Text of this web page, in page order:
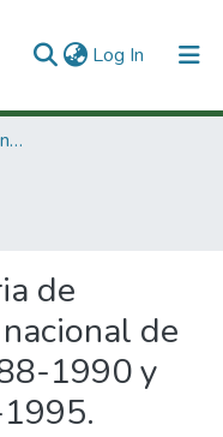
Log In (current)
3. Recursos de Información Científica y Tecnológica
de
de
1990 y